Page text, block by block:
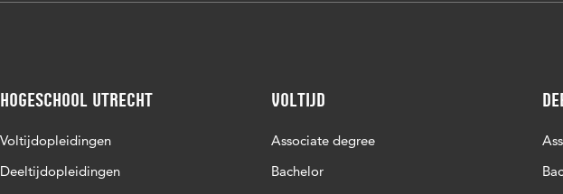
Hogeschool Utrecht
Voltijdopleidingen
Deeltijdopleidingen
Voltijd
Associate degree
Bachelor